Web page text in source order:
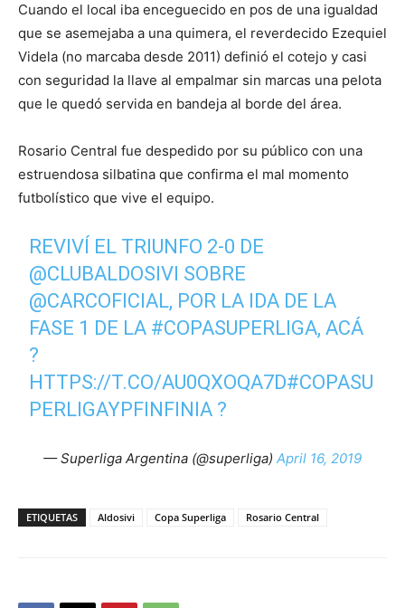
Cuando el local iba enceguecido en pos de una igualdad
que se asemejaba a una quimera, el reverdecido Ezequiel
Videla (no marcaba desde 2011) definió el cotejo y casi
con seguridad la llave al empalmar sin marcas una pelota
que le quedó servida en bandeja al borde del área.
Rosario Central fue despedido por su público con una
estruendosa silbatina que confirma el mal momento
futbolístico que vive el equipo.
REVIVÍ EL TRIUNFO 2-0 DE
@CLUBALDOSIVI SOBRE
@CARCOFICIAL, POR LA IDA DE LA
FASE 1 DE LA #COPASUPERLIGA, ACÁ
?
HTTPS://T.CO/AU0QXOQA7D#COPASU
PERLIGAYPFINFINIA ?
— Superliga Argentina (@superliga) April 16, 2019
ETIQUETAS Aldosivi Copa Superliga Rosario Central